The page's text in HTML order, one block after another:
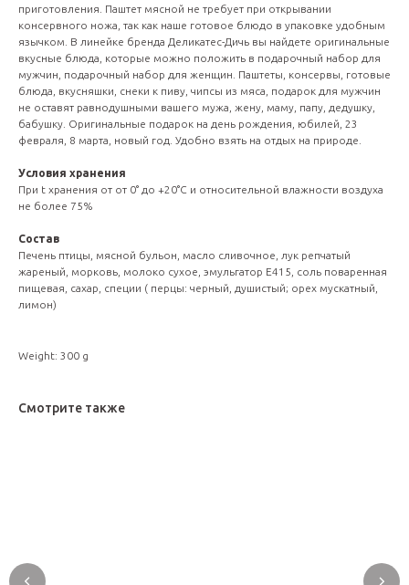
приготовления. Паштет мясной не требует при открывании
консервного ножа, так как наше готовое блюдо в упаковке удобным
язычком. В линейке бренда Деликатес-Дичь вы найдете оригинальные
вкусные блюда, которые можно положить в подарочный набор для
мужчин, подарочный набор для женщин. Паштеты, консервы, готовые
блюда, вкусняшки, снеки к пиву, чипсы из мяса, подарок для мужчин
не оставят равнодушными вашего мужа, жену, маму, папу, дедушку,
бабушку. Оригинальные подарок на день рождения, юбилей, 23
февраля, 8 марта, новый год. Удобно взять на отдых на природе.
Условия хранения
При t хранения от от 0° до +20°С и относительной влажности воздуха
не более 75%
Состав
Печень птицы, мясной бульон, масло сливочное, лук репчатый
жареный, морковь, молоко сухое, эмульгатор Е415, соль поваренная
пищевая, сахар, специи ( перцы: черный, душистый; орех мускатный,
лимон)
Weight: 300 g
Смотрите также